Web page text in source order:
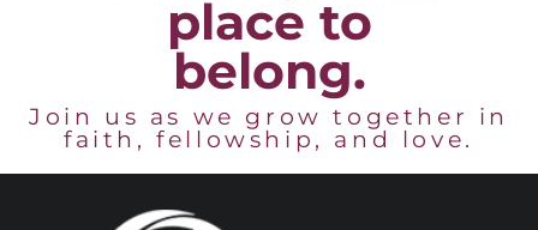
place to
belong.
Join us as we grow together in
faith, fellowship, and love.